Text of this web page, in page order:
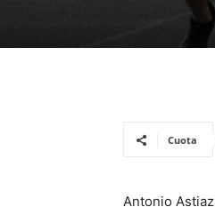
Cuota
Antonio